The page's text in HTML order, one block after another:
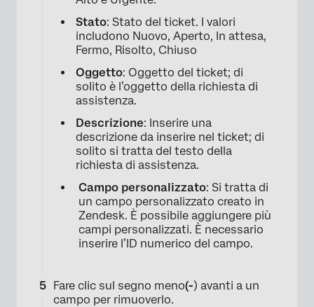
Stato: Stato del ticket. I valori
includono Nuovo, Aperto, In attesa,
Fermo, Risolto, Chiuso
Oggetto: Oggetto del ticket; di
solito è l’oggetto della richiesta di
assistenza.
Descrizione: Inserire una
descrizione da inserire nel ticket; di
solito si tratta del testo della
richiesta di assistenza.
Campo personalizzato: Si tratta di
un campo personalizzato creato in
Zendesk. È possibile aggiungere più
campi personalizzati. È necessario
inserire l’ID numerico del campo.
Fare clic sul segno meno(-) avanti a un
campo per rimuoverlo.